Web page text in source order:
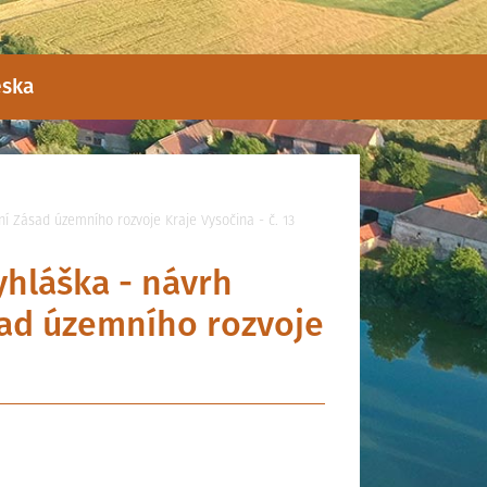
územního rozvoje Kraje Vysočina - č. 13
- návrh
územního rozvoje